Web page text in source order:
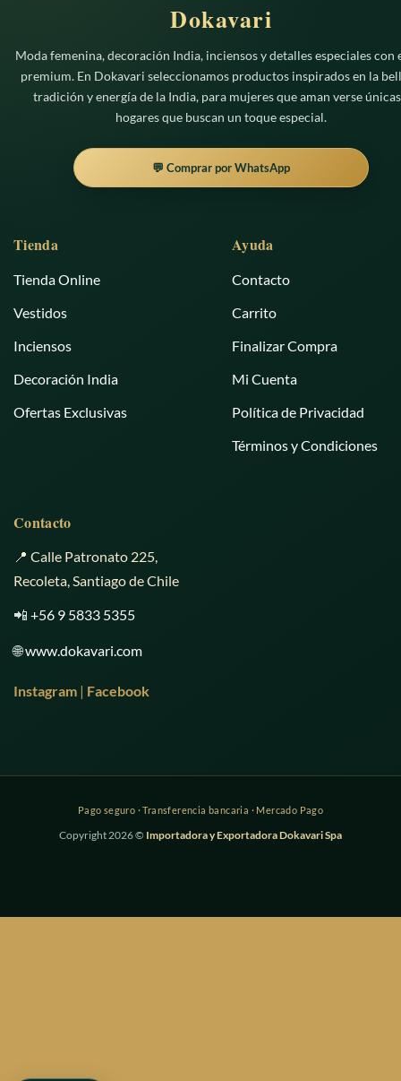
Dokavari
Moda femenina, decoración India, inciensos y detalles especiales con
premium. En Dokavari seleccionamos productos inspirados en la
tradición y energía de la India, para mujeres que aman verse
hogares que buscan un toque especial.
💬 Comprar por WhatsApp
Tienda
Tienda Online
Vestidos
Inciensos
Decoración India
Ofertas Exclusivas
Ayuda
Contacto
Carrito
Finalizar Compra
Mi Cuenta
Política de Privacidad
Términos y Condiciones
Contacto
📍 Calle Patronato 225,
Recoleta, Santiago de Chile
📲 +56 9 5833 5355
🌐www.dokavari.com
Instagram | Facebook
Copyright 2026 © Importadora y Exportadora Dokavari Spa